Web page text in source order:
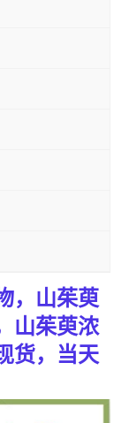
， 山茱萸
山茱萸浓
货，当天